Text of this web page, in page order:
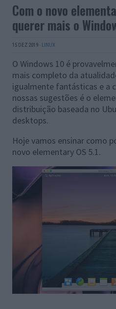
Com o novo
querer mais o
15 DEZ 2019 · LINUX
O Windows 10 é
mais completo da
igualmente fantásticas e a
nossas sugestões é o
distribuição baseada no
desktops.
Hoje vamos ensinar como
novo elementary OS 5.1.